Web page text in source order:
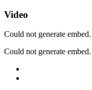
Video
Could not generate
Could not generate